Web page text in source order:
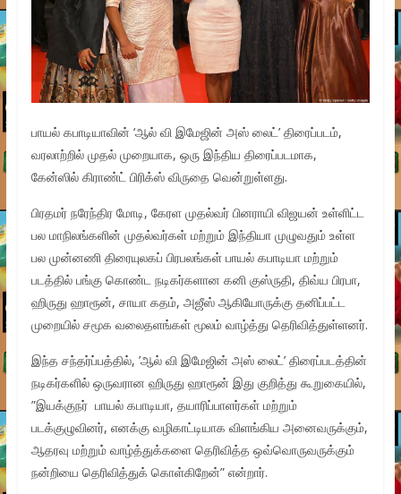
பாயல் கபாடியாவின் ‘ஆல் வி இமேஜின் அஸ் லைட்’ திரைப்படம்,
வரலாற்றில் முதல் முறையாக, ஒரு இந்திய திரைப்படமாக,
கேன்ஸில் கிராண்ட் பிரிக்ஸ் விருதை வென்றுள்ளது.
பிரதமர் நரேந்திர மோடி, கேரள முதல்வர் பினராயி விஜயன் உள்ளிட்ட
பல மாநிலங்களின் முதல்வர்கள் மற்றும் இந்தியா முழுவதும் உள்ள
பல முன்னணி திரையுலகப் பிரபலங்கள் பாயல் கபாடியா மற்றும்
படத்தில் பங்கு கொண்ட நடிகர்களான கனி குஸ்ருதி, திவ்ய பிரபா,
ஹிருது ஹாரூன், சாயா கதம், அஜீஸ் ஆகியோருக்கு தனிப்பட்ட
முறையில் சமூக வலைதளங்கள் மூலம் வாழ்த்து தெரிவித்துள்ளனர்.
இந்த சந்தர்ப்பத்தில், ’ஆல் வி இமேஜின் அஸ் லைட்’ திரைப்படத்தின்
நடிகர்களில் ஒருவரான ஹிருது ஹாரூன் இது குறித்து கூறுகையில்,
”இயக்குநர் பாயல் கபாடியா, தயாரிப்பாளர்கள் மற்றும்
படக்குழுவினர், எனக்கு வழிகாட்டியாக விளங்கிய அனைவருக்கும்,
ஆதரவு மற்றும் வாழ்த்துக்களை தெரிவித்த ஒவ்வொருவருக்கும்
நன்றியை தெரிவித்துக் கொள்கிறேன்” என்றார்.